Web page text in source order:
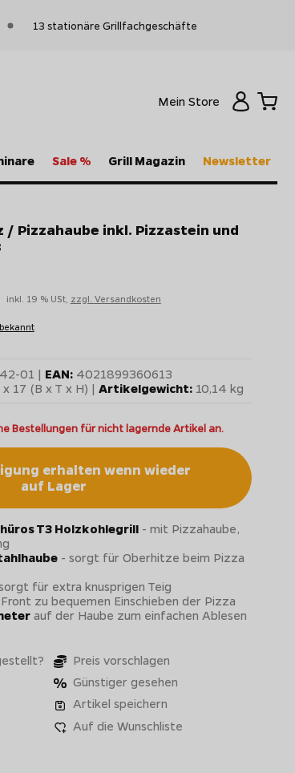
13 stationäre Grillfachgeschäfte
Mein Store
Sale % Grill Magazin Newsletter
Pizzahaube inkl. Pizzastein und
inkl. 19 % USt, zzgl. Versandkosten
01 | EAN: 4021899360613
17 (B x T x H) |Artikelgewicht: 10,14 kg
Bestellungen für nicht lagernde Artikel an.
erhalten wenn wieder
auf Lager
T3 Holzkohlegrill- mit Pizzahaube,
- sorgt für Oberhitze beim Pizza
für extra knusprigen Teig
zu bequemen Einschieben der Pizza
auf der Haube zum einfachen Ablesen
Preis vorschlagen
Günstiger gesehen
Artikel speichern
Auf die Wunschliste